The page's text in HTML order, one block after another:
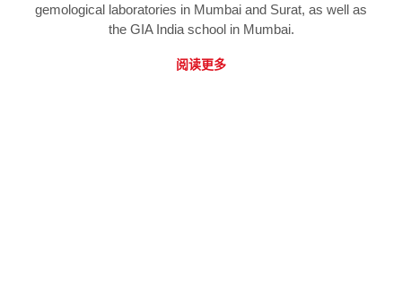
gemological laboratories in Mumbai and Surat, as well as
the GIA India school in Mumbai.
阅读更多